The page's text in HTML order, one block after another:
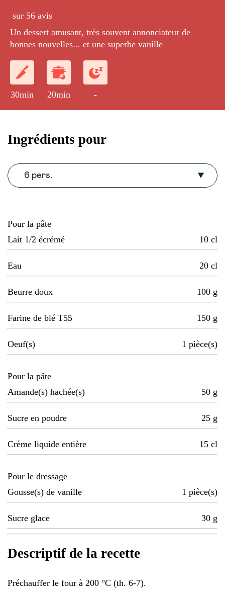
sur 56 avis
Un dessert amusant, très souvent annonciateur de
bonnes nouvelles... et une superbe vanille
30min 20min -
Ingrédients pour
6 pers.
Pour la pâte
Lait 1/2 écrémé
10 cl
Eau 20 cl
Beurre doux 100 g
Farine de blé T55 150 g
Oeuf(s) 1 pièce(s)
Pour la pâte
Amande(s) hachée(s)
50 g
Sucre en poudre 25 g
Crème liquide entière 15 cl
Pour le dressage
Gousse(s) de vanille
1 pièce(s)
Sucre glace 30 g
Descriptif de la recette
Préchauffer le four à 200 °C (th. 6-7).